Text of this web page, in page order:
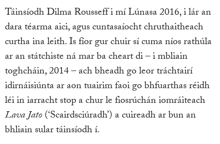
Táinsíodh Dilma Rousseff i mí Lúnasa 2016, i lár an
dara téarma aici, agus cuntasaíocht chruthaitheach
curtha ina leith. Is fíor gur chuir sí cuma níos rathúla
ar an státchiste ná mar ba cheart di – i mbliain
toghcháin, 2014 – ach bheadh go leor tráchtairí
idirnáisiúnta ar aon tuairim faoi go bhfuarthas réidh
léi in iarracht stop a chur le fiosrúchán iomráiteach
Lava Jato(‘Scairdsciúradh’) a cuireadh ar bun an
bhliain sular táinsíodh í.